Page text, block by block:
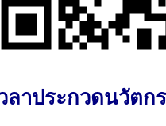
ลาประกวดนวัตก